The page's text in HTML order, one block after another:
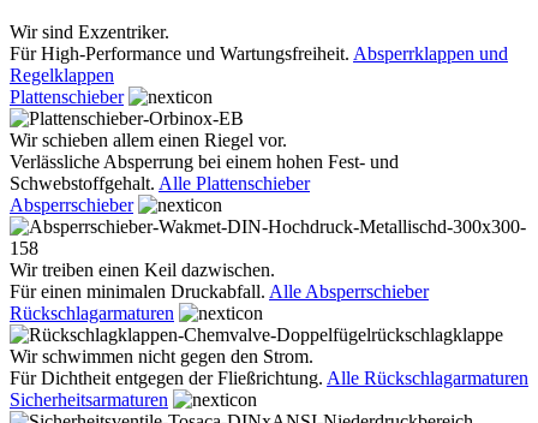
Wir sind Exzentriker.
Für High-Performance und Wartungsfreiheit. Absperrklappen und
Regelklappen
Plattenschieber
Wir schieben allem einen Riegel vor.
Verlässliche Absperrung bei einem hohen Fest- und
Schwebstoffgehalt. Alle Plattenschieber
Absperrschieber
Wir treiben einen Keil dazwischen.
Für einen minimalen Druckabfall. Alle Absperrschieber
Rückschlagarmaturen
Wir schwimmen nicht gegen den Strom.
Für Dichtheit entgegen der Fließrichtung. Alle Rückschlagarmaturen
Sicherheitsarmaturen